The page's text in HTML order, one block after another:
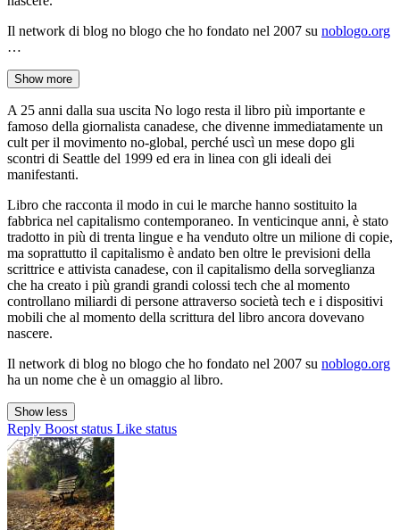
Il network di blog no blogo che ho fondato nel 2007 su noblogo.org
…
Show more
A 25 anni dalla sua uscita No logo resta il libro più importante e
famoso della giornalista canadese, che divenne immediatamente un
cult per il movimento no-global, perché uscì un mese dopo gli
scontri di Seattle del 1999 ed era in linea con gli ideali dei
manifestanti.
Libro che racconta il modo in cui le marche hanno sostituito la
fabbrica nel capitalismo contemporaneo. In venticinque anni, è stato
tradotto in più di trenta lingue e ha venduto oltre un milione di copie,
ma soprattutto il capitalismo è andato ben oltre le previsioni della
scrittrice e attivista canadese, con il capitalismo della sorveglianza
che ha creato i più grandi grandi colossi tech che al momento
controllano miliardi di persone attraverso società tech e i dispositivi
mobili che al momento della scrittura del libro ancora dovevano
nascere.
Il network di blog no blogo che ho fondato nel 2007 su noblogo.org
ha un nome che è un omaggio al libro.
Show less
Reply Boost status Like status